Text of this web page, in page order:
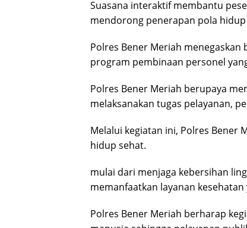
Suasana interaktif membantu
mendorong penerapan pola
Polres Bener Meriah
program pembinaan personel
Polres Bener Meriah berupaya
melaksanakan tugas pelayanan,
Melalui kegiatan ini, Polres Bener
hidup sehat.
mulai dari menjaga kebersihan
memanfaatkan layanan kesehatan
Polres Bener Meriah berharap